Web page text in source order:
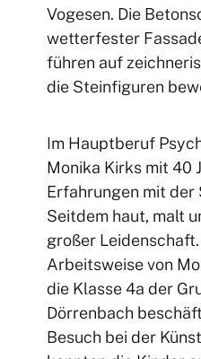
Vogesen. Die
wetterfester
führen auf
die Steinfiguren
Im Hauptberuf
Monika Kirks mit 40
Erfahrungen mit der
Seitdem haut, malt
großer
Arbeitsweise von
die Klasse 4a der
Dörrenbach
Besuch bei der